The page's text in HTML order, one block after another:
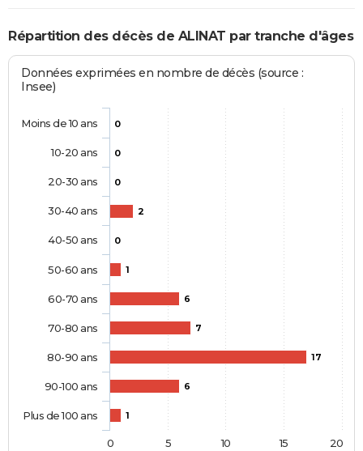
Répartition des décès de ALINAT par tranche d'âges
Données exprimées en nombre de décès (source :
Insee)
0
0
0
2
0
1
6
7
17
6
1
Moins de 10 ans
10-20 ans
20-30 ans
30-40 ans
40-50 ans
50-60 ans
60-70 ans
70-80 ans
80-90 ans
90-100 ans
Plus de 100 ans
0 5 10 15 20